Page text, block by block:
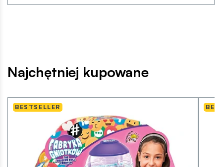
Najchętniej kupowane
BESTSELLER